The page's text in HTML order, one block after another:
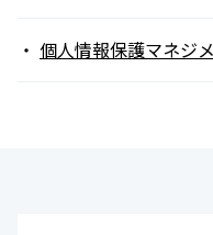
個人情報保護マネジ